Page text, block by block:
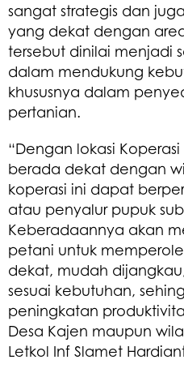
sangat strategis dan
yang dekat dengan
tersebut dinilai menjadi
dalam mendukung
khususnya dalam
pertanian.
“Dengan lokasi
berada dekat dengan
koperasi ini dapat
atau penyalur pupuk
Keberadaannya akan
petani untuk
dekat, mudah
sesuai kebutuhan,
peningkatan
Desa Kajen maupun
Letkol Inf Slamet